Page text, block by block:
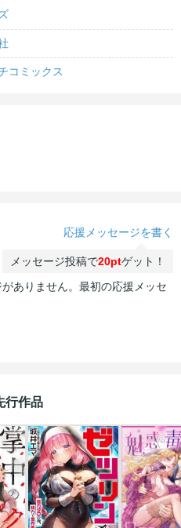
コミックス
応援メッセージを書く
メッセージ投稿で20ptゲット！
ありません。最初の応援メッセ
行作品